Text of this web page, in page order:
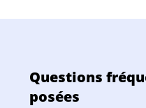
Questions
posées